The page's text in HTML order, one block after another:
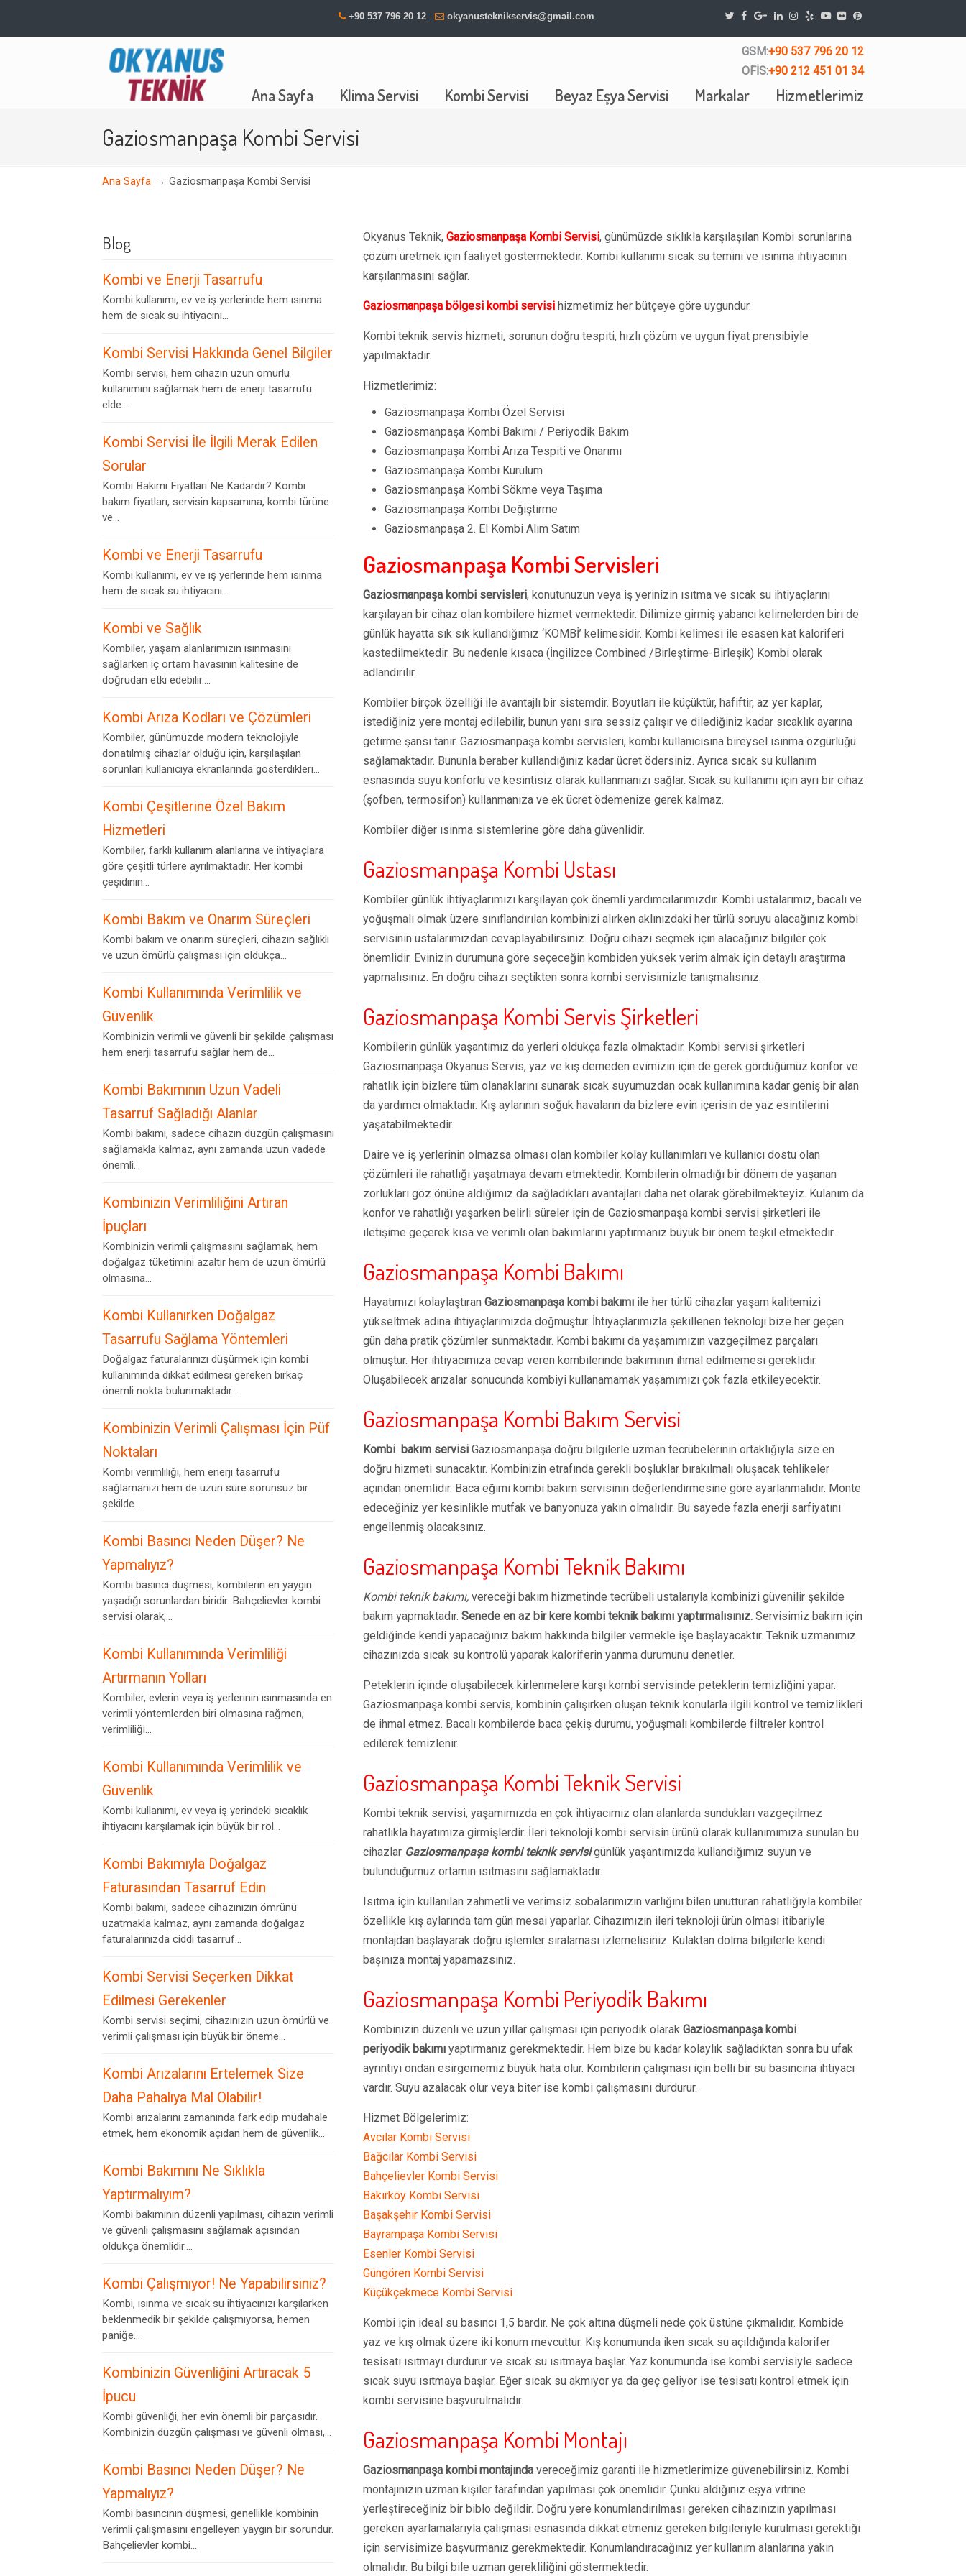
+90 537 796 20 12 okyanusteknikservis@gmail.com
GSM:+90 537 796 20 12
OFİS:+90 212 451 01 34
Ana Sayfa Klima Servisi Kombi Servisi Beyaz Eşya Servisi Markalar Hizmetlerimiz
Navigation
Gaziosmanpaşa Kombi Servisi
Ana Sayfa → Gaziosmanpaşa Kombi Servisi
Okyanus Teknik, Gaziosmanpaşa Kombi Servisi, günümüzde sıklıkla karşılaşılan Kombi sorunlarına
çözüm üretmek için faaliyet göstermektedir. Kombi kullanımı sıcak su temini ve ısınma ihtiyacının
karşılanmasını sağlar.
Gaziosmanpaşa bölgesi kombi servisi hizmetimiz her bütçeye göre uygundur.
Kombi teknik servis hizmeti, sorunun doğru tespiti, hızlı çözüm ve uygun fiyat prensibiyle
yapılmaktadır.
Hizmetlerimiz:
Gaziosmanpaşa Kombi Özel Servisi
Gaziosmanpaşa Kombi Bakımı / Periyodik Bakım
Gaziosmanpaşa Kombi Arıza Tespiti ve Onarımı
Gaziosmanpaşa Kombi Kurulum
Gaziosmanpaşa Kombi Sökme veya Taşıma
Gaziosmanpaşa Kombi Değiştirme
Gaziosmanpaşa 2. El Kombi Alım Satım
Gaziosmanpaşa Kombi Servisleri
Gaziosmanpaşa kombi servisleri, konutunuzun veya iş yerinizin ısıtma ve sıcak su ihtiyaçlarını
karşılayan bir cihaz olan kombilere hizmet vermektedir. Dilimize girmiş yabancı kelimelerden biri de
günlük hayatta sık sık kullandığımız ‘KOMBİ’ kelimesidir. Kombi kelimesi ile esasen kat kaloriferi
kastedilmektedir. Bu nedenle kısaca (İngilizce Combined /Birleştirme-Birleşik) Kombi olarak
adlandırılır.
Kombiler birçok özelliği ile avantajlı bir sistemdir. Boyutları ile küçüktür, hafiftir, az yer kaplar,
istediğiniz yere montaj edilebilir, bunun yanı sıra sessiz çalışır ve dilediğiniz kadar sıcaklık ayarına
getirme şansı tanır. Gaziosmanpaşa kombi servisleri, kombi kullanıcısına bireysel ısınma özgürlüğü
sağlamaktadır. Bununla beraber kullandığınız kadar ücret ödersiniz. Ayrıca sıcak su kullanım
esnasında suyu konforlu ve kesintisiz olarak kullanmanızı sağlar. Sıcak su kullanımı için ayrı bir cihaz
(şofben, termosifon) kullanmanıza ve ek ücret ödemenize gerek kalmaz.
Kombiler diğer ısınma sistemlerine göre daha güvenlidir.
Gaziosmanpaşa Kombi Ustası
Kombiler günlük ihtiyaçlarımızı karşılayan çok önemli yardımcılarımızdır. Kombi ustalarımız, bacalı ve
yoğuşmalı olmak üzere sınıflandırılan kombinizi alırken aklınızdaki her türlü soruyu alacağınız kombi
servisinin ustalarımızdan cevaplayabilirsiniz. Doğru cihazı seçmek için alacağınız bilgiler çok
önemlidir. Evinizin durumuna göre seçeceğin kombiden yüksek verim almak için detaylı araştırma
yapmalısınız. En doğru cihazı seçtikten sonra kombi servisimizle tanışmalısınız.
Gaziosmanpaşa Kombi Servis Şirketleri
Kombilerin günlük yaşantımız da yerleri oldukça fazla olmaktadır. Kombi servisi şirketleri
Gaziosmanpaşa Okyanus Servis, yaz ve kış demeden evimizin için de gerek gördüğümüz konfor ve
rahatlık için bizlere tüm olanaklarını sunarak sıcak suyumuzdan ocak kullanımına kadar geniş bir alan
da yardımcı olmaktadır. Kış aylarının soğuk havaların da bizlere evin içerisin de yaz esintilerini
yaşatabilmektedir.
Daire ve iş yerlerinin olmazsa olması olan kombiler kolay kullanımları ve kullanıcı dostu olan
çözümleri ile rahatlığı yaşatmaya devam etmektedir. Kombilerin olmadığı bir dönem de yaşanan
zorlukları göz önüne aldığımız da sağladıkları avantajları daha net olarak görebilmekteyiz. Kulanım da
konfor ve rahatlığı yaşarken belirli süreler için de Gaziosmanpaşa kombi servisi şirketleri ile
iletişime geçerek kısa ve verimli olan bakımlarını yaptırmanız büyük bir önem teşkil etmektedir.
Gaziosmanpaşa Kombi Bakımı
Hayatımızı kolaylaştıran Gaziosmanpaşa kombi bakımı ile her türlü cihazlar yaşam kalitemizi
yükseltmek adına ihtiyaçlarımızda doğmuştur. İhtiyaçlarımızla şekillenen teknoloji bize her geçen
gün daha pratik çözümler sunmaktadır. Kombi bakımı da yaşamımızın vazgeçilmez parçaları
olmuştur. Her ihtiyacımıza cevap veren kombilerinde bakımının ihmal edilmemesi gereklidir.
Oluşabilecek arızalar sonucunda kombiyi kullanamamak yaşamımızı çok fazla etkileyecektir.
Gaziosmanpaşa Kombi Bakım Servisi
Kombi bakım servisi Gaziosmanpaşa doğru bilgilerle uzman tecrübelerinin ortaklığıyla size en
doğru hizmeti sunacaktır. Kombinizin etrafında gerekli boşluklar bırakılmalı oluşacak tehlikeler
açından önemlidir. Baca eğimi kombi bakım servisinin değerlendirmesine göre ayarlanmalıdır. Monte
edeceğiniz yer kesinlikle mutfak ve banyonuza yakın olmalıdır. Bu sayede fazla enerji sarfiyatını
engellenmiş olacaksınız.
Gaziosmanpaşa Kombi Teknik Bakımı
Kombi teknik bakımı, vereceği bakım hizmetinde tecrübeli ustalarıyla kombinizi güvenilir şekilde
bakım yapmaktadır. Senede en az bir kere kombi teknik bakımı yaptırmalısınız. Servisimiz bakım için
geldiğinde kendi yapacağınız bakım hakkında bilgiler vermekle işe başlayacaktır. Teknik uzmanımız
cihazınızda sıcak su kontrolü yaparak kaloriferin yanma durumunu denetler.
Peteklerin içinde oluşabilecek kirlenmelere karşı kombi servisinde peteklerin temizliğini yapar.
Gaziosmanpaşa kombi servis, kombinin çalışırken oluşan teknik konularla ilgili kontrol ve temizlikleri
de ihmal etmez. Bacalı kombilerde baca çekiş durumu, yoğuşmalı kombilerde filtreler kontrol
edilerek temizlenir.
Gaziosmanpaşa Kombi Teknik Servisi
Kombi teknik servisi, yaşamımızda en çok ihtiyacımız olan alanlarda sundukları vazgeçilmez
rahatlıkla hayatımıza girmişlerdir. İleri teknoloji kombi servisin ürünü olarak kullanımımıza sunulan bu
cihazlar Gaziosmanpaşa kombi teknik servisigünlük yaşantımızda kullandığımız suyun ve
bulunduğumuz ortamın ısıtmasını sağlamaktadır.
Isıtma için kullanılan zahmetli ve verimsiz sobalarımızın varlığını bilen unutturan rahatlığıyla kombiler
özellikle kış aylarında tam gün mesai yaparlar. Cihazımızın ileri teknoloji ürün olması itibariyle
montajdan başlayarak doğru işlemler sıralaması izlemelisiniz. Kulaktan dolma bilgilerle kendi
başınıza montaj yapamazsınız.
Gaziosmanpaşa Kombi Periyodik Bakımı
Kombinizin düzenli ve uzun yıllar çalışması için periyodik olarak Gaziosmanpaşa kombi
periyodik bakımı yaptırmanız gerekmektedir. Hem bize bu kadar kolaylık sağladıktan sonra bu ufak
ayrıntıyı ondan esirgememiz büyük hata olur. Kombilerin çalışması için belli bir su basıncına ihtiyacı
vardır. Suyu azalacak olur veya biter ise kombi çalışmasını durdurur.
Hizmet Bölgelerimiz:
Avcılar Kombi Servisi
Bağcılar Kombi Servisi
Bahçelievler Kombi Servisi
Bakırköy Kombi Servisi
Başakşehir Kombi Servisi
Bayrampaşa Kombi Servisi
Esenler Kombi Servisi
Güngören Kombi Servisi
Küçükçekmece Kombi Servisi
Kombi için ideal su basıncı 1,5 bardır. Ne çok altına düşmeli nede çok üstüne çıkmalıdır. Kombide
yaz ve kış olmak üzere iki konum mevcuttur. Kış konumunda iken sıcak su açıldığında kalorifer
tesisatı ısıtmayı durdurur ve sıcak su ısıtmaya başlar. Yaz konumunda ise kombi servisiyle sadece
sıcak suyu ısıtmaya başlar. Eğer sıcak su akmıyor ya da geç geliyor ise tesisatı kontrol etmek için
kombi servisine başvurulmalıdır.
Gaziosmanpaşa Kombi Montajı
Gaziosmanpaşa kombi montajında vereceğimiz garanti ile hizmetlerimize güvenebilirsiniz. Kombi
montajınızın uzman kişiler tarafından yapılması çok önemlidir. Çünkü aldığınız eşya vitrine
yerleştireceğiniz bir biblo değildir. Doğru yere konumlandırılması gereken cihazınızın yapılması
gereken ayarlamalarıyla çalışması esnasında dikkat etmeniz gereken bilgileriyle kurulması gerektiği
için servisimize başvurmanız gerekmektedir. Konumlandıracağınız yer kullanım alanlarına yakın
olmalıdır. Bu bilgi bile uzman gerekliliğini göstermektedir.
Blog
Kombi ve Enerji Tasarrufu
Kombi kullanımı, ev ve iş yerlerinde hem ısınma
hem de sıcak su ihtiyacını...
Kombi Servisi Hakkında Genel Bilgiler
Kombi servisi, hem cihazın uzun ömürlü
kullanımını sağlamak hem de enerji tasarrufu
elde...
Kombi Servisi İle İlgili Merak Edilen
Sorular
Kombi Bakımı Fiyatları Ne Kadardır? Kombi
bakım fiyatları, servisin kapsamına, kombi türüne
ve...
Kombi ve Enerji Tasarrufu
Kombi kullanımı, ev ve iş yerlerinde hem ısınma
hem de sıcak su ihtiyacını...
Kombi ve Sağlık
Kombiler, yaşam alanlarımızın ısınmasını
sağlarken iç ortam havasının kalitesine de
doğrudan etki edebilir....
Kombi Arıza Kodları ve Çözümleri
Kombiler, günümüzde modern teknolojiyle
donatılmış cihazlar olduğu için, karşılaşılan
sorunları kullanıcıya ekranlarında gösterdikleri...
Kombi Çeşitlerine Özel Bakım
Hizmetleri
Kombiler, farklı kullanım alanlarına ve ihtiyaçlara
göre çeşitli türlere ayrılmaktadır. Her kombi
çeşidinin...
Kombi Bakım ve Onarım Süreçleri
Kombi bakım ve onarım süreçleri, cihazın sağlıklı
ve uzun ömürlü çalışması için oldukça...
Kombi Kullanımında Verimlilik ve
Güvenlik
Kombinizin verimli ve güvenli bir şekilde çalışması
hem enerji tasarrufu sağlar hem de...
Kombi Bakımının Uzun Vadeli
Tasarruf Sağladığı Alanlar
Kombi bakımı, sadece cihazın düzgün çalışmasını
sağlamakla kalmaz, aynı zamanda uzun vadede
önemli...
Kombinizin Verimliliğini Artıran
İpuçları
Kombinizin verimli çalışmasını sağlamak, hem
doğalgaz tüketimini azaltır hem de uzun ömürlü
olmasına...
Kombi Kullanırken Doğalgaz
Tasarrufu Sağlama Yöntemleri
Doğalgaz faturalarınızı düşürmek için kombi
kullanımında dikkat edilmesi gereken birkaç
önemli nokta bulunmaktadır....
Kombinizin Verimli Çalışması İçin Püf
Noktaları
Kombi verimliliği, hem enerji tasarrufu
sağlamanızı hem de uzun süre sorunsuz bir
şekilde...
Kombi Basıncı Neden Düşer? Ne
Yapmalıyız?
Kombi basıncı düşmesi, kombilerin en yaygın
yaşadığı sorunlardan biridir. Bahçelievler kombi
servisi olarak,...
Kombi Kullanımında Verimliliği
Artırmanın Yolları
Kombiler, evlerin veya iş yerlerinin ısınmasında en
verimli yöntemlerden biri olmasına rağmen,
verimliliği...
Kombi Kullanımında Verimlilik ve
Güvenlik
Kombi kullanımı, ev veya iş yerindeki sıcaklık
ihtiyacını karşılamak için büyük bir rol...
Kombi Bakımıyla Doğalgaz
Faturasından Tasarruf Edin
Kombi bakımı, sadece cihazınızın ömrünü
uzatmakla kalmaz, aynı zamanda doğalgaz
faturalarınızda ciddi tasarruf...
Kombi Servisi Seçerken Dikkat
Edilmesi Gerekenler
Kombi servisi seçimi, cihazınızın uzun ömürlü ve
verimli çalışması için büyük bir öneme...
Kombi Arızalarını Ertelemek Size
Daha Pahalıya Mal Olabilir!
Kombi arızalarını zamanında fark edip müdahale
etmek, hem ekonomik açıdan hem de güvenlik...
Kombi Bakımını Ne Sıklıkla
Yaptırmalıyım?
Kombi bakımının düzenli yapılması, cihazın verimli
ve güvenli çalışmasını sağlamak açısından
oldukça önemlidir....
Kombi Çalışmıyor! Ne Yapabilirsiniz?
Kombi, ısınma ve sıcak su ihtiyacınızı karşılarken
beklenmedik bir şekilde çalışmıyorsa, hemen
paniğe...
Kombinizin Güvenliğini Artıracak 5
İpucu
Kombi güvenliği, her evin önemli bir parçasıdır.
Kombinizin düzgün çalışması ve güvenli olması,...
Kombi Basıncı Neden Düşer? Ne
Yapmalıyız?
Kombi basıncının düşmesi, genellikle kombinin
verimli çalışmasını engelleyen yaygın bir sorundur.
Bahçelievler kombi...